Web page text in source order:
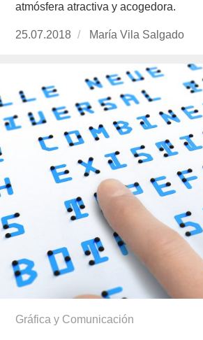
atmósfera atractiva y acogedora.
Publicado
25.07.2018 https://
María Vila Salgado
Gráfica y Comunicación